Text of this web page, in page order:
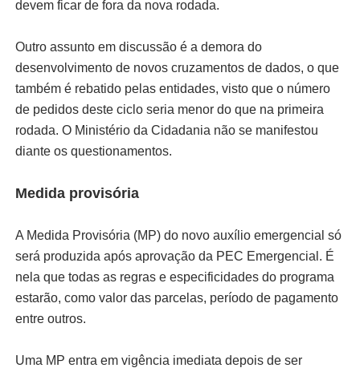
devem ficar de fora da nova rodada.
Outro assunto em discussão é a demora do
desenvolvimento de novos cruzamentos de dados, o que
também é rebatido pelas entidades, visto que o número
de pedidos deste ciclo seria menor do que na primeira
rodada. O Ministério da Cidadania não se manifestou
diante os questionamentos.
Medida provisória
A Medida Provisória (MP) do novo auxílio emergencial só
será produzida após aprovação da PEC Emergencial. É
nela que todas as regras e especificidades do programa
estarão, como valor das parcelas, período de pagamento
entre outros.
Uma MP entra em vigência imediata depois de ser